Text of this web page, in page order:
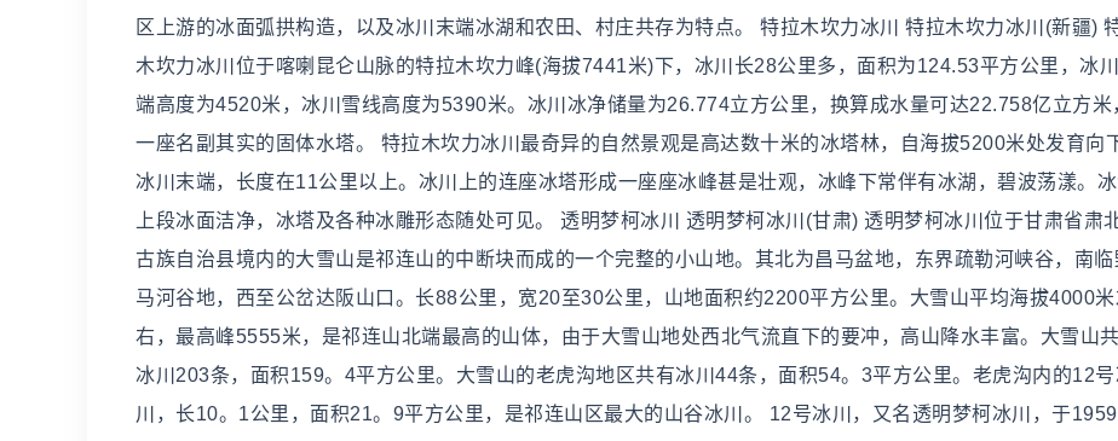
区上游的冰面弧拱构造，以及冰川末端冰湖和农田、村庄共存为特点。 特拉木坎力冰川 特拉木坎力冰川(新疆)
木坎力冰川位于喀喇昆仑山脉的特拉木坎力峰(海拔7441米)下，冰川长28公里多，面积为124.53平方公里，冰
端高度为4520米，冰川雪线高度为5390米。冰川冰净储量为26.774立方公里，换算成水量可达22.758亿立方米
一座名副其实的固体水塔。 特拉木坎力冰川最奇异的自然景观是高达数十米的冰塔林，自海拔5200米处发育向
冰川末端，长度在11公里以上。冰川上的连座冰塔形成一座座冰峰甚是壮观，冰峰下常伴有冰湖，碧波荡漾。
上段冰面洁净，冰塔及各种冰雕形态随处可见。 透明梦柯冰川 透明梦柯冰川(甘肃) 透明梦柯冰川位于甘肃省肃
古族自治县境内的大雪山是祁连山的中断块而成的一个完整的小山地。其北为昌马盆地，东界疏勒河峡谷，南临
马河谷地，西至公岔达阪山口。长88公里，宽20至30公里，山地面积约2200平方公里。大雪山平均海拔4000米
右，最高峰5555米，是祁连山北端最高的山体，由于大雪山地处西北气流直下的要冲，高山降水丰富。大雪山
冰川203条，面积159。4平方公里。大雪山的老虎沟地区共有冰川44条，面积54。3平方公里。老虎沟内的12
川，长10。1公里，面积21。9平方公里，是祁连山区最大的山谷冰川。 12号冰川，又名透明梦柯冰川，于